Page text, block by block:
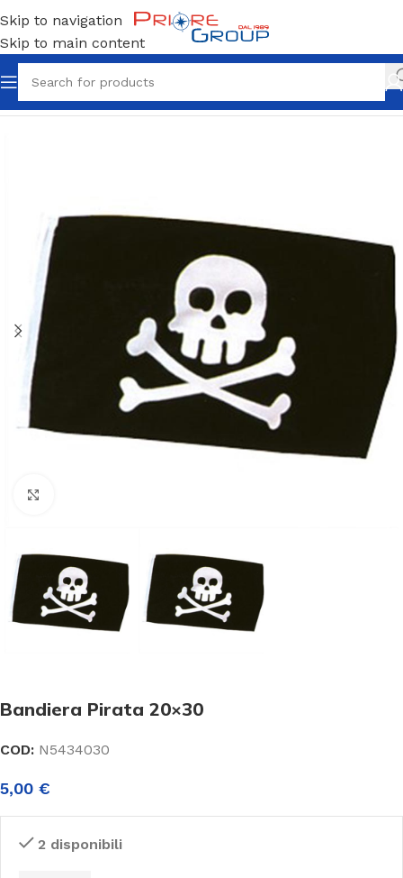
Skip to navigation
Skip to main content
Home Accessori
Bandiera Pirata 20×30
COD: N5434030
5,00 €
2 disponibili